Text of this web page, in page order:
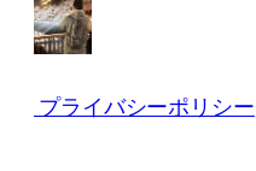
プライバシーポリシー